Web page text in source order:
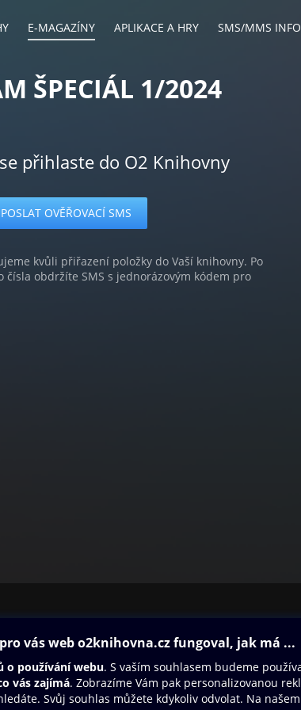
E-MAGAZÍNY APLIKACE A HRY SMS/MMS INFO
ŠPECIÁL 1/2024
přihlaste do O2 Knihovny
kvůli přiřazení položky do Vaší knihovny. Po
čísla obdržíte SMS s jednorázovým kódem pro
Oneplay Originály
Sport